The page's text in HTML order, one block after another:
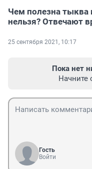
Чем полезна тыква
нельзя? Отвечают
25 сентября 2021, 10:17
Пока нет
Начните
Гость
Войти